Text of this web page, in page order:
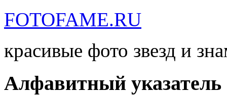
FOTOFAME.RU
красивые фото звезд и
Алфавитный указатель